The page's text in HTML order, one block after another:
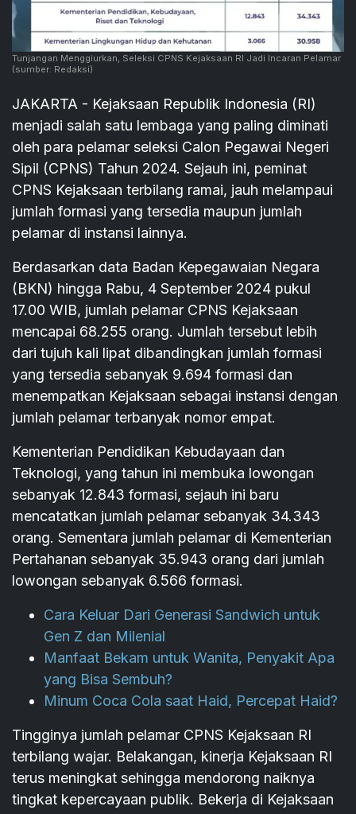
Tunjangan Menggiurkan, Seleksi CPNS Kejaksaan RI Jadi Incaran Pelamar
(sumber: Redaksi)
JAKARTA - Kejaksaan Republik Indonesia (RI)
menjadi salah satu lembaga yang paling diminati
oleh para pelamar seleksi Calon Pegawai Negeri
Sipil (CPNS) Tahun 2024. Sejauh ini, peminat
CPNS Kejaksaan terbilang ramai, jauh melampaui
jumlah formasi yang tersedia maupun jumlah
pelamar di instansi lainnya.
Berdasarkan data Badan Kepegawaian Negara
(BKN) hingga Rabu, 4 September 2024 pukul
17.00 WIB, jumlah pelamar CPNS Kejaksaan
mencapai 68.255 orang. Jumlah tersebut lebih
dari tujuh kali lipat dibandingkan jumlah formasi
yang tersedia sebanyak 9.694 formasi dan
menempatkan Kejaksaan sebagai instansi dengan
jumlah pelamar terbanyak nomor empat.
Kementerian Pendidikan Kebudayaan dan
Teknologi, yang tahun ini membuka lowongan
sebanyak 12.843 formasi, sejauh ini baru
mencatatkan jumlah pelamar sebanyak 34.343
orang. Sementara jumlah pelamar di Kementerian
Pertahanan sebanyak 35.943 orang dari jumlah
lowongan sebanyak 6.566 formasi.
Cara Keluar Dari Generasi Sandwich untuk
Gen Z dan Milenial
Manfaat Bekam untuk Wanita, Penyakit Apa
yang Bisa Sembuh?
Minum Coca Cola saat Haid, Percepat Haid?
Tingginya jumlah pelamar CPNS Kejaksaan RI
terbilang wajar. Belakangan, kinerja Kejaksaan RI
terus meningkat sehingga mendorong naiknya
tingkat kepercayaan publik. Bekerja di Kejaksaan